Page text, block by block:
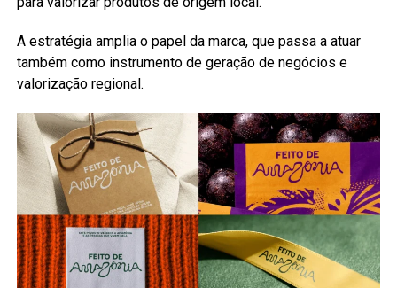
A estratégia amplia o papel da marca, que passa a atuar
também como instrumento de geração de negócios e
valorização regional.